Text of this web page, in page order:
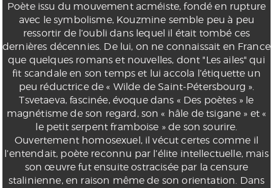
Poète issu du mouvement acméiste, fondé en rupture
avec le symbolisme, Kouzmine semble peu à peu
ressortir de l’oubli dans lequel il était tombé ces
dernières décennies. De lui, on ne connaissait en France
que quelques romans et nouvelles, dont "Les ailes" qui
fit scandale en son temps et lui accola l’étiquette un
peu réductrice de « Wilde de Saint-Pétersbourg ».
Tsvetaeva, fascinée, évoque dans « Des poètes » le
magnétisme de son regard, son « hâle de tsigane » et «
le petit serpent framboise » de son sourire.
Ouvertement homosexuel, il vécut certes comme il
l’entendait, poète reconnu par l’élite intellectuelle, mais
son œuvre fut ensuite ostracisée par la censure
stalinienne, en raison même de son orientation. Dans